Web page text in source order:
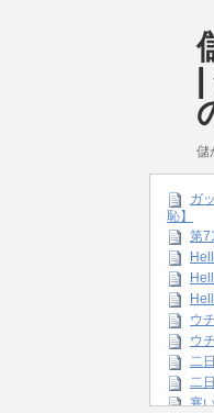
|
儲
ガ
恥】
第
ウ
ウ
二
二
寒